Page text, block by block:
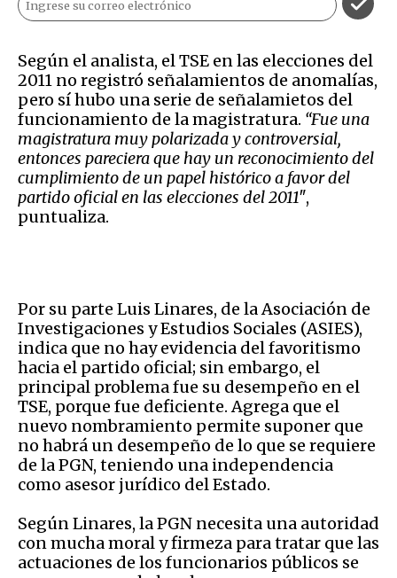
Según el analista, el TSE en las elecciones del
2011 no registró señalamientos de anomalías,
pero sí hubo una serie de señalamietos del
funcionamiento de la magistratura. “Fue una
magistratura muy polarizada y controversial,
entonces pareciera que hay un reconocimiento del
cumplimiento de un papel histórico a favor del
partido oficial en las elecciones del 2011″,
puntualiza.
Por su parte Luis Linares, de la Asociación de
Investigaciones y Estudios Sociales (ASIES),
indica que no hay evidencia del favoritismo
hacia el partido oficial; sin embargo, el
principal problema fue su desempeño en el
TSE, porque fue deficiente. Agrega que el
nuevo nombramiento permite suponer que
no habrá un desempeño de lo que se requiere
de la PGN, teniendo una independencia
como asesor jurídico del Estado.
Según Linares, la PGN necesita una autoridad
con mucha moral y firmeza para tratar que las
actuaciones de los funcionarios públicos se